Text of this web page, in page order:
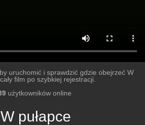
uruchomić i sprawdzić gdzie obejrzeć W
film po szybkiej rejestracji.
użytkowników online
W pułapce